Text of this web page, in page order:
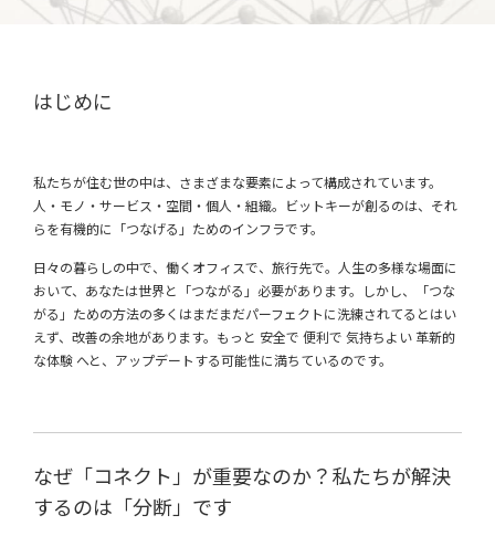
はじめに
私たちが住む世の中は、さまざまな要素によって構成されています。
人・モノ・サービス・空間・個人・組織。ビットキーが創るのは、それ
らを有機的に「つなげる」ためのインフラです。
日々の暮らしの中で、働くオフィスで、旅行先で。人生の多様な場面に
おいて、あなたは世界と「つながる」必要があります。しかし、「つな
がる」ための方法の多くはまだまだパーフェクトに洗練されてるとはい
えず、改善の余地があります。もっと 安全で 便利で 気持ちよい 革新的
な体験 へと、アップデートする可能性に満ちているのです。
なぜ「コネクト」が重要なのか？私たちが解決
するのは「分断」です